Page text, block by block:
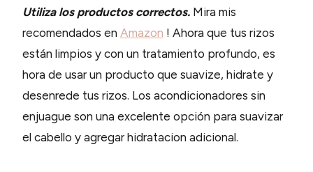
Utiliza los productos correctos. Mira mis
recomendados en Amazon ! Ahora que tus rizos
están limpios y con un tratamiento profundo, es
hora de usar un producto que suavize, hidrate y
desenrede tus rizos. Los acondicionadores sin
enjuague son una excelente opción para suavizar
el cabello y agregar hidratacion adicional.